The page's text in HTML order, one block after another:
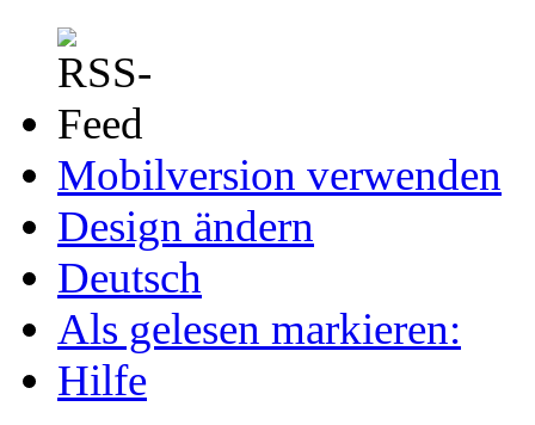
Mobilversion verwenden
Design ändern
Deutsch
Als gelesen markieren:
Hilfe